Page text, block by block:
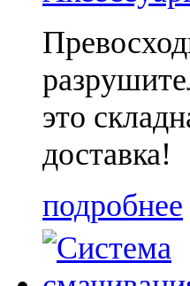
это
доставка!
подробнее